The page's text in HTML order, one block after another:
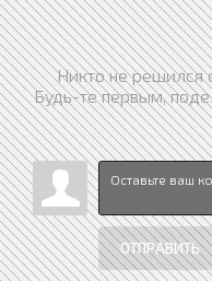
Никто не решился
Будь-те первым,
ОТПРАВИТЬ